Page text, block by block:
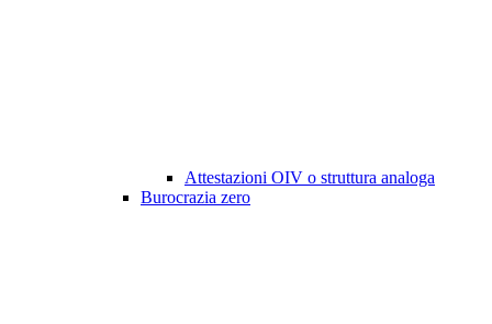
Attestazioni OIV o struttura analoga
Burocrazia zero